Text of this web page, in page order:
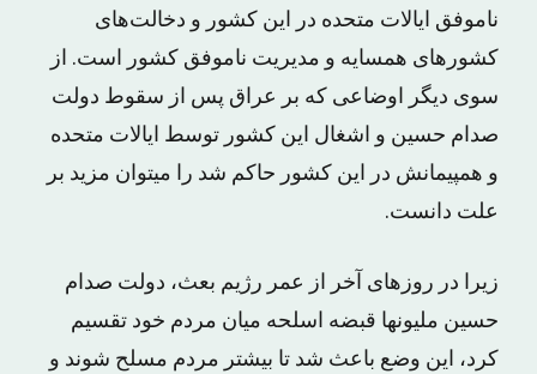
ناموفق ایالات متحده در این کشور و دخالت‌های
کشورهای همسایه و مدیریت ناموفق کشور است. از
سوی دیگر اوضاعی که بر عراق پس از سقوط دولت
صدام حسین و اشغال این کشور توسط ایالات متحده
و همپیمانش در این کشور حاکم شد را میتوان مزید بر
علت دانست.
زیرا در روزهای آخر از عمر رژیم بعث، دولت صدام
حسین ملیونها قبضه اسلحه میان مردم خود تقسیم
کرد، این وضع باعث شد تا بیشتر مردم مسلح شوند و